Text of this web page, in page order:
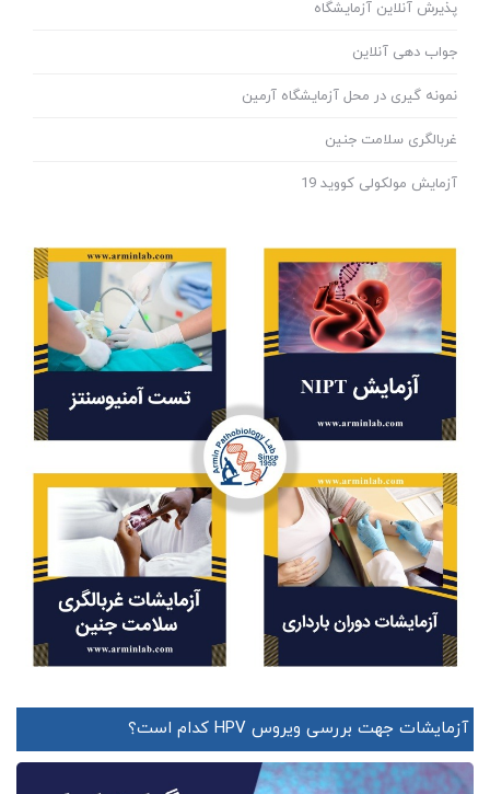
پذیرش آنلاین آزمایشگاه
جواب دهی آنلاین
نمونه گیری در محل آزمایشگاه آرمین
غربالگری سلامت جنین
آزمایش مولکولی کووید 19
آزمایشات جهت بررسی ویروس HPV کدام است؟